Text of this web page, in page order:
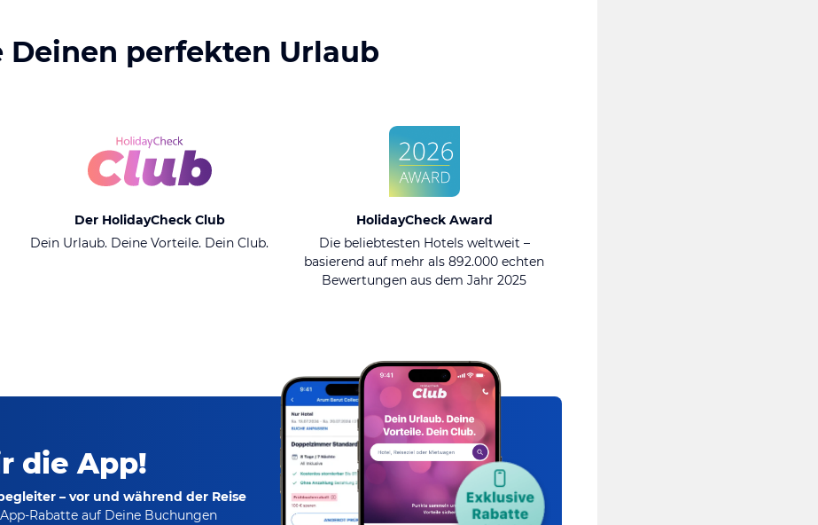
Deinen perfekten Urlaub
Der HolidayCheck Club
Dein Urlaub. Deine Vorteile. Dein Club.
HolidayCheck Award
Die beliebtesten Hotels weltweit –
basierend auf mehr als 892.000 echten
Bewertungen aus dem Jahr 2025
die App!
– vor und während der Reise
Rabatteauf Deine Buchungen